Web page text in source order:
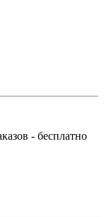
- бесплатно